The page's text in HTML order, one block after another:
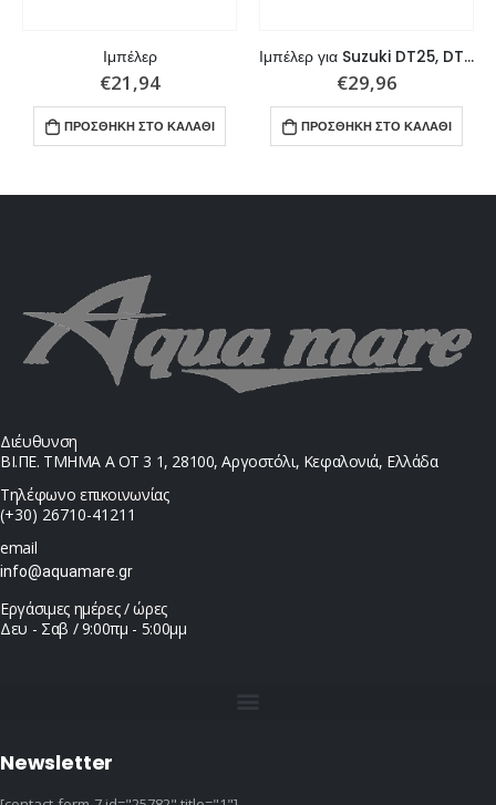
Ιμπέλερ
€21,94
ΠΡΟΣΘΉΚΗ ΣΤΟ ΚΑΛΆΘΙ
Ιμπέλερ για Suzuki DT25, DT30
€29,96
ΠΡΟΣΘΉΚΗ ΣΤΟ ΚΑΛΆΘΙ
Διέυθυνση
ΒΙ.ΠΕ. ΤΜΗΜΑ Α ΟΤ 3 1, 28100, Αργοστόλι, Κεφαλονιά, Ελλάδα
Τηλέφωνο επικοινωνίας
(+30) 26710-41211
email
info@aquamare.gr
Εργάσιμες ημέρες / ώρες
Δευ - Σαβ / 9:00πμ - 5:00μμ
Newsletter